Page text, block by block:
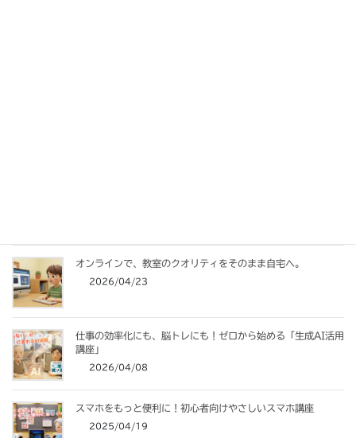
オンラインで、教室のクオリティをそのまま自宅へ。
2026/04/23
仕事の効率化にも、脳トレにも！ゼロから始める「生成AI活用
講座」
2026/04/08
スマホをもっと便利に！初心者向けやさしいスマホ講座
2025/04/19